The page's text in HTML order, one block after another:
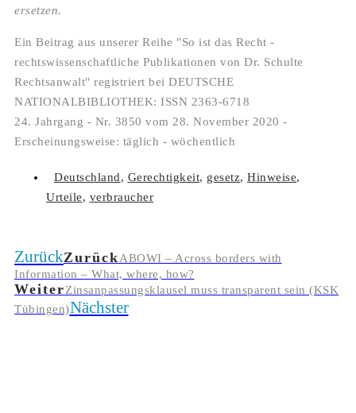
ersetzen.
Ein Beitrag aus unserer Reihe "So ist das Recht -
rechtswissenschaftliche Publikationen von Dr. Schulte
Rechtsanwalt" registriert bei DEUTSCHE
NATIONALBIBLIOTHEK: ISSN 2363-6718
24. Jahrgang - Nr. 3850 vom 28. November 2020 -
Erscheinungsweise: täglich - wöchentlich
Deutschland, Gerechtigkeit, gesetz, Hinweise,
Urteile, verbraucher
ZurückZurückABOWI – Across borders with
Information – What, where, how?
WeiterZinsanpassungsklausel muss transparent sein (KSK
Tübingen)Nächster